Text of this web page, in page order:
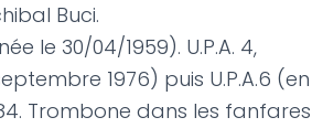
Buci.
le 30/04/1959). U.P.A. 4,
1976) puis U.P.A.6 (en
Trombone dans les fanfares